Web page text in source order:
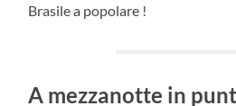
Brasile a popolare !
A mezzanotte in